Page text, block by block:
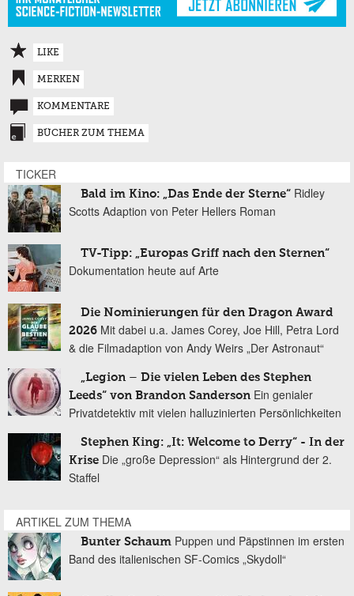
LIKE
MERKEN
KOMMENTARE
BÜCHER ZUM THEMA
TICKER
Bald im Kino: „Das Ende der Sterne“ Ridley
Scotts Adaption von Peter Hellers Roman
TV-Tipp: „Europas Griff nach den Sternen“
Dokumentation heute auf Arte
Die Nominierungen für den Dragon Award
2026 Mit dabei u.a. James Corey, Joe Hill, Petra Lord
& die Filmadaption von Andy Weirs „Der Astronaut“
„Legion – Die vielen Leben des Stephen
Leeds“ von Brandon Sanderson Ein genialer
Privatdetektiv mit vielen halluzinierten Persönlichkeiten
Stephen King: „It: Welcome to Derry“ - In der
Krise Die „große Depression“ als Hintergrund der 2.
Staffel
ARTIKEL ZUM THEMA
Bunter Schaum Puppen und Päpstinnen im ersten
Band des italienischen SF-Comics „Skydoll“